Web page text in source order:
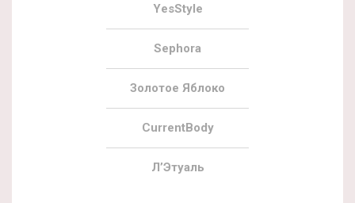
YesStyle
Sephora
Золотое Яблоко
CurrentBody
Л’Этуаль